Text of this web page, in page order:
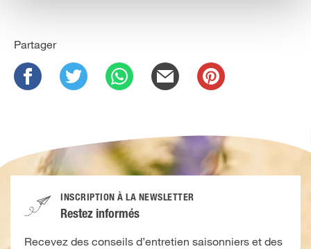
Partager
INSCRIPTION À LA NEWSLETTER
Restez informés
Recevez des conseils d’entretien saisonniers et des